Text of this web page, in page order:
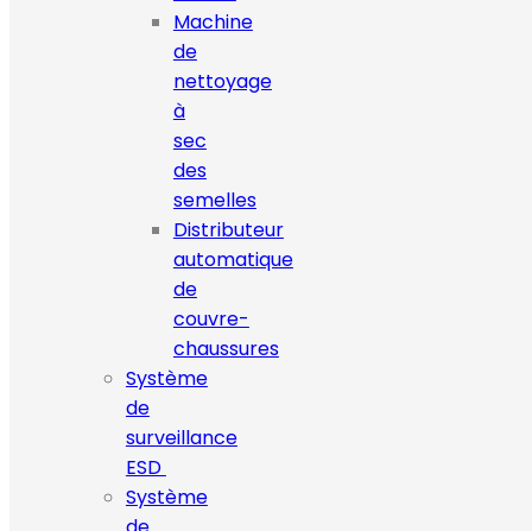
Machine
de
nettoyage
à
sec
des
semelles
Distributeur
automatique
de
couvre-
chaussures
Système
de
surveillance
ESD
Système